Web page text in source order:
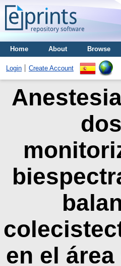
Home About Browse
Login Create Account
en el